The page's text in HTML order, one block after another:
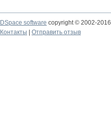
DSpace software copyright © 2002-2016
Контакты
Отправить отзыв